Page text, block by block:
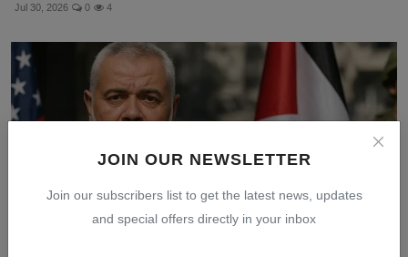
JOIN OUR NEWSLETTER
Join our subscribers list to get the latest news, updates
and special offers directly in your inbox
Jul 30, 2026 0 4